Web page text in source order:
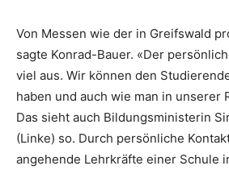
Von Messen wie der in Greifswald
sagte Konrad-Bauer. «Der
viel aus. Wir können den
haben und auch wie man in unserer
Das sieht auch Bildungsministerin
(Linke) so. Durch persönliche
angehende Lehrkräfte einer Schule